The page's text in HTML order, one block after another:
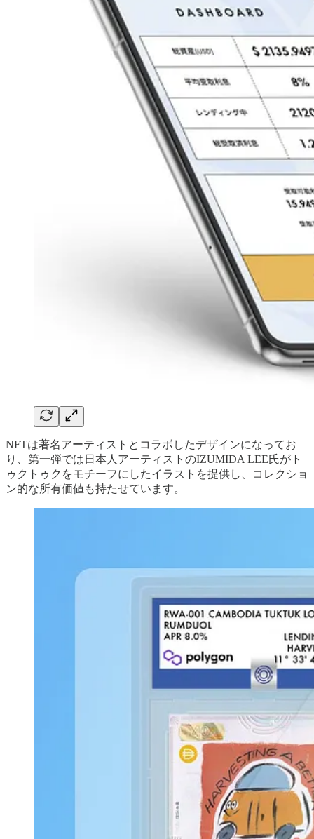
NFTは著名アーティストとコラボしたデザインになってお
り、第一弾では日本人アーティストのIZUMIDA LEE氏がト
ゥクトゥクをモチーフにしたイラストを提供し、コレクショ
ン的な所有価値も持たせています。